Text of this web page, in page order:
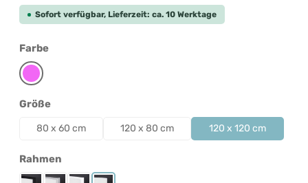
Sofort verfügbar, Lieferzeit: ca. 10 Werktage
Farbeauswählen
Pink
Größeauswählen
80 x 60 cm 120 x 80 cm 120 x 120 cm
Rahmenauswählen